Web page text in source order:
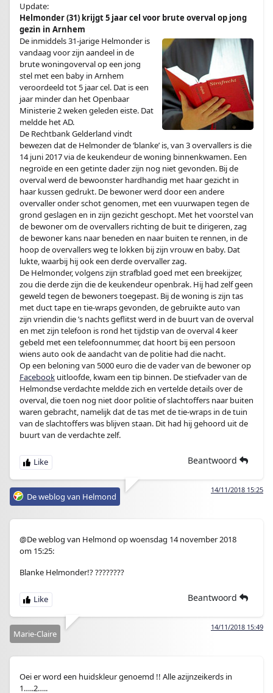
Update:
Helmonder (31) krijgt 5 jaar cel voor brute overval op jong
gezin in Arnhem
De inmiddels 31-jarige Helmonder is
vandaag voor zijn aandeel in de
brute woningoverval op een jong
stel met een baby in Arnhem
veroordeeld tot 5 jaar cel. Dat is een
jaar minder dan het Openbaar
Ministerie 2 weken geleden eiste. Dat
meldde het AD.
De Rechtbank Gelderland vindt
bewezen dat de Helmonder de ‘blanke’ is, van 3 overvallers is die
14 juni 2017 via de keukendeur de woning binnenkwamen. Een
negroïde en een getinte dader zijn nog niet gevonden. Bij de
overval werd de bewoonster hardhandig met haar gezicht in
haar kussen gedrukt. De bewoner werd door een andere
overvaller onder schot genomen, met een vuurwapen tegen de
grond geslagen en in zijn gezicht geschopt. Met het voorstel van
de bewoner om de overvallers richting de buit te dirigeren, zag
de bewoner kans naar beneden en naar buiten te rennen, in de
hoop de overvallers weg te lokken bij zijn vrouw en baby. Dat
lukte, waarbij hij ook een derde overvaller zag.
De Helmonder, volgens zijn strafblad goed met een breekijzer,
zou die derde zijn die de keukendeur openbrak. Hij had zelf geen
geweld tegen de bewoners toegepast. Bij de woning is zijn tas
met duct tape en tie-wraps gevonden, de gebruikte auto van
zijn vriendin die ’s nachts geflitst werd in de buurt van de overval
en met zijn telefoon is rond het tijdstip van de overval 4 keer
gebeld met een telefoonnummer, dat hoort bij een persoon
wiens auto ook de aandacht van de politie had die nacht.
Op een beloning van 5000 euro die de vader van de bewoner op
Facebook uitloofde, kwam een tip binnen. De stiefvader van de
Helmondse verdachte meldde zich en vertelde details over de
overval, die toen nog niet door politie of slachtoffers naar buiten
waren gebracht, namelijk dat de tas met de tie-wraps in de tuin
van de slachtoffers was blijven staan. Dit had hij gehoord uit de
buurt van de verdachte zelf.
Beantwoord
14/11/2018 15:25
De weblog van Helmond
@De weblog van Helmond op woensdag 14 november 2018
om 15:25:
Blanke Helmonder!? ????????
Beantwoord
14/11/2018 15:49
Marie-Claire
Oei er word een huidskleur genoemd !! Alle azijnzeikerds in
1…..2…..